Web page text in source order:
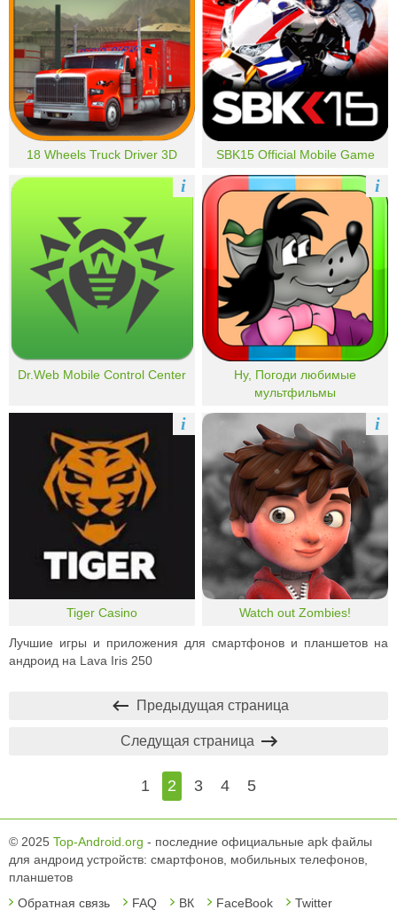
18 Wheels Truck Driver 3D SBK15 Official Mobile Game
Dr.Web Mobile Control Center
i
Ну, Погоди любимые
мультфильмы
i
Tiger Casino
i
Watch out Zombies!
i
Лучшие игры и приложения для смартфонов и планшетов на
андроид на Lava Iris 250
Предыдущая страница
1 2 3 4 5
Следущая страница
© 2025 Top-Android.org - последние официальные apk файлы
для андроид устройств: смартфонов, мобильных телефонов,
планшетов
Обратная связь
FAQ ВК FaceBook Twitter